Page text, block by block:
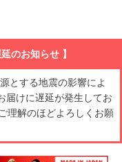
のお知らせ 】
とする地震の影響によ
届けに遅延が発生してお
理解のほどよろしくお願